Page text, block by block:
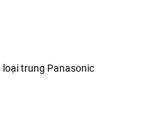
loại trung Panasonic